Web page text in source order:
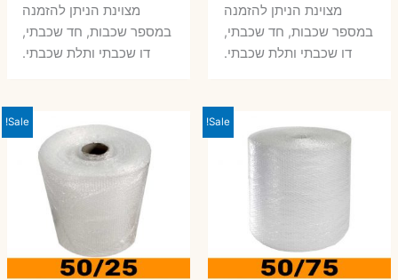
היה:
99 ₪.
מצוינת הניתן להזמנה
במספר שכבות, חד שכבתי,
דו שכבתי ותלת שכבתי.
היה:
66 ₪.
₪.
מצוינת הניתן להזמנה
במספר שכבות, חד שכבתי,
דו שכבתי ותלת שכבתי.
Sale!
Sale!